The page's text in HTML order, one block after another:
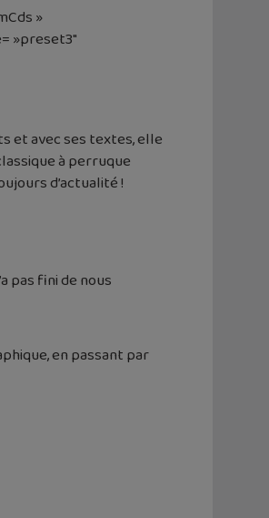
»
»preset3″
et avec ses textes, elle
à perruque
d’actualité !
pas fini de nous
en passant par